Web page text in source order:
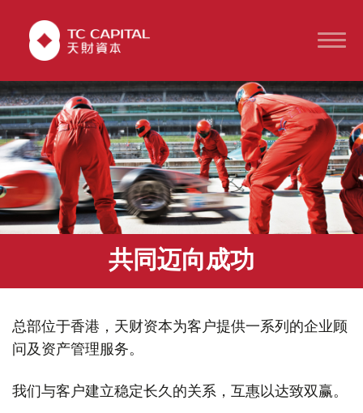
共同迈向成功
总部位于香港，天财资本为客户提供一系列的企业顾
问及资产管理服务。
我们与客户建立稳定长久的关系，互惠以达致双赢。